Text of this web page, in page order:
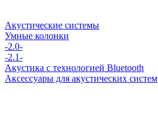
Акустические системы
Умные колонки
-2.0-
-2.1-
Акустика с технологией Bluetooth
Аксессуары для акустических систем